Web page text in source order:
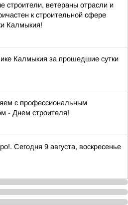
строители, ветераны отрасли и
к строительной сфере
Калмыкия!
Калмыкия за прошедшие сутки
с профессиональным
- Днем строителя!
Сегодня 9 августа, воскресенье